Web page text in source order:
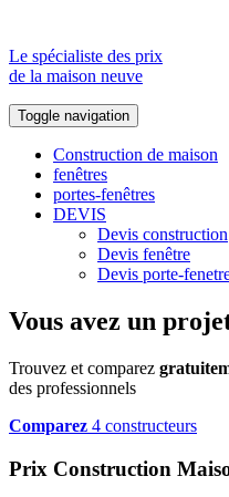
Le spécialiste des prix
de la maison neuve
Toggle navigation
Construction de maison
fenêtres
portes-fenêtres
DEVIS
Devis construction
Devis fenêtre
Devis porte-
Vous avez un
Trouvez et comparez
des professionnels
Comparez 4 constructeurs
Prix Construction